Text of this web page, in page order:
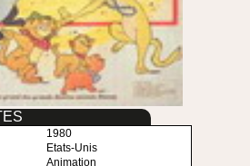
1980
Etats-Unis
Animation